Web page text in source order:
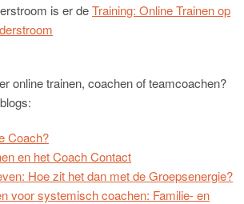
is er deTraining: Online Trainen op
online trainen, coachen of teamcoachen?
Coach?
en het Coach Contact
Hoe zit het dan met de Groepsenergie?
voor systemisch coachen: Familie- en